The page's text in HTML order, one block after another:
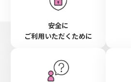
安全に
ご利用いただくために